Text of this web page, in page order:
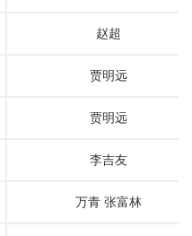
赵超
贾明远
贾明远
李吉友
万青 张富林